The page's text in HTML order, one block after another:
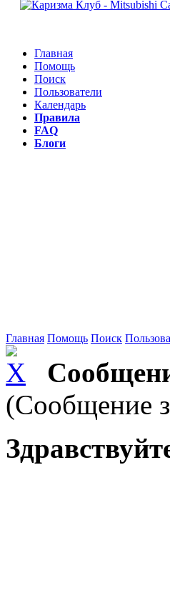
Главная
Помощь
Поиск
Пользователи
Календарь
Правила
FAQ
Блоги
Главная Помощь Поиск
(Сообщение